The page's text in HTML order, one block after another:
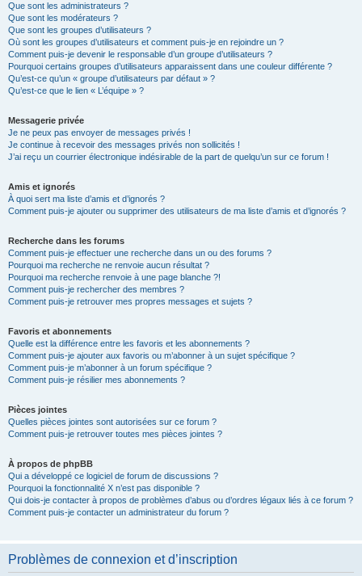
Que sont les administrateurs ?
Que sont les modérateurs ?
Que sont les groupes d’utilisateurs ?
Où sont les groupes d’utilisateurs et comment puis-je en rejoindre un ?
Comment puis-je devenir le responsable d’un groupe d’utilisateurs ?
Pourquoi certains groupes d’utilisateurs apparaissent dans une couleur différente ?
Qu’est-ce qu’un « groupe d’utilisateurs par défaut » ?
Qu’est-ce que le lien « L’équipe » ?
Messagerie privée
Je ne peux pas envoyer de messages privés !
Je continue à recevoir des messages privés non sollicités !
J’ai reçu un courrier électronique indésirable de la part de quelqu’un sur ce forum !
Amis et ignorés
À quoi sert ma liste d’amis et d’ignorés ?
Comment puis-je ajouter ou supprimer des utilisateurs de ma liste d’amis et d’ignorés ?
Recherche dans les forums
Comment puis-je effectuer une recherche dans un ou des forums ?
Pourquoi ma recherche ne renvoie aucun résultat ?
Pourquoi ma recherche renvoie à une page blanche ?!
Comment puis-je rechercher des membres ?
Comment puis-je retrouver mes propres messages et sujets ?
Favoris et abonnements
Quelle est la différence entre les favoris et les abonnements ?
Comment puis-je ajouter aux favoris ou m’abonner à un sujet spécifique ?
Comment puis-je m’abonner à un forum spécifique ?
Comment puis-je résilier mes abonnements ?
Pièces jointes
Quelles pièces jointes sont autorisées sur ce forum ?
Comment puis-je retrouver toutes mes pièces jointes ?
À propos de phpBB
Qui a développé ce logiciel de forum de discussions ?
Pourquoi la fonctionnalité X n’est pas disponible ?
Qui dois-je contacter à propos de problèmes d’abus ou d’ordres légaux liés à ce forum ?
Comment puis-je contacter un administrateur du forum ?
Problèmes de connexion et d’inscription